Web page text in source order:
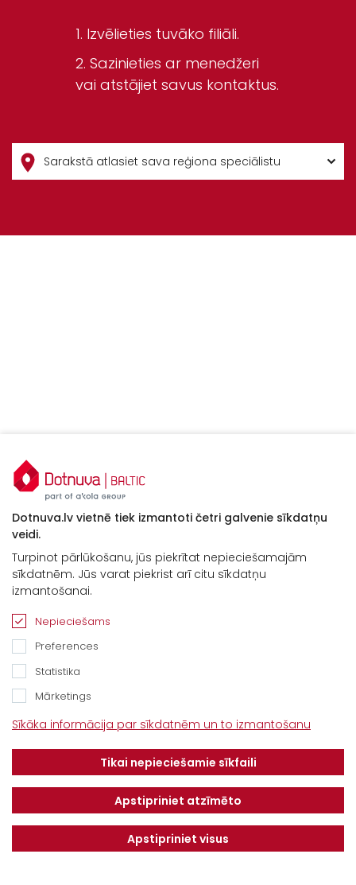
Izvēlieties tuvāko filiāli.
Sazinieties ar menedžeri
vai atstājiet savus kontaktus.
Kontakti
Jelgavas novads, LV-3043
info@dotnuvabaltic.lv
Dotnuva.lv vietnē tiek izmantoti četri galvenie sīkdatņu
veidi.
Turpinot pārlūkošanu, jūs piekrītat nepieciešamajām
sīkdatnēm. Jūs varat piekrist arī citu sīkdatņu
izmantošanai.
Nepieciešams
Preferences
Statistika
Mārketings
Sīkāka informācija par sīkdatnēm un to izmantošanu
Tikai nepieciešamie sīkfaili
Apstipriniet atzīmēto
Apstipriniet visus